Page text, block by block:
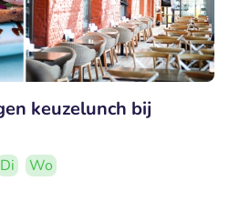
keuzelunch bij
Di
Wo